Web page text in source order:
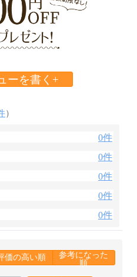
ーを書く+
）
0件
0件
0件
0件
0件
価の高い順
参考になった
順